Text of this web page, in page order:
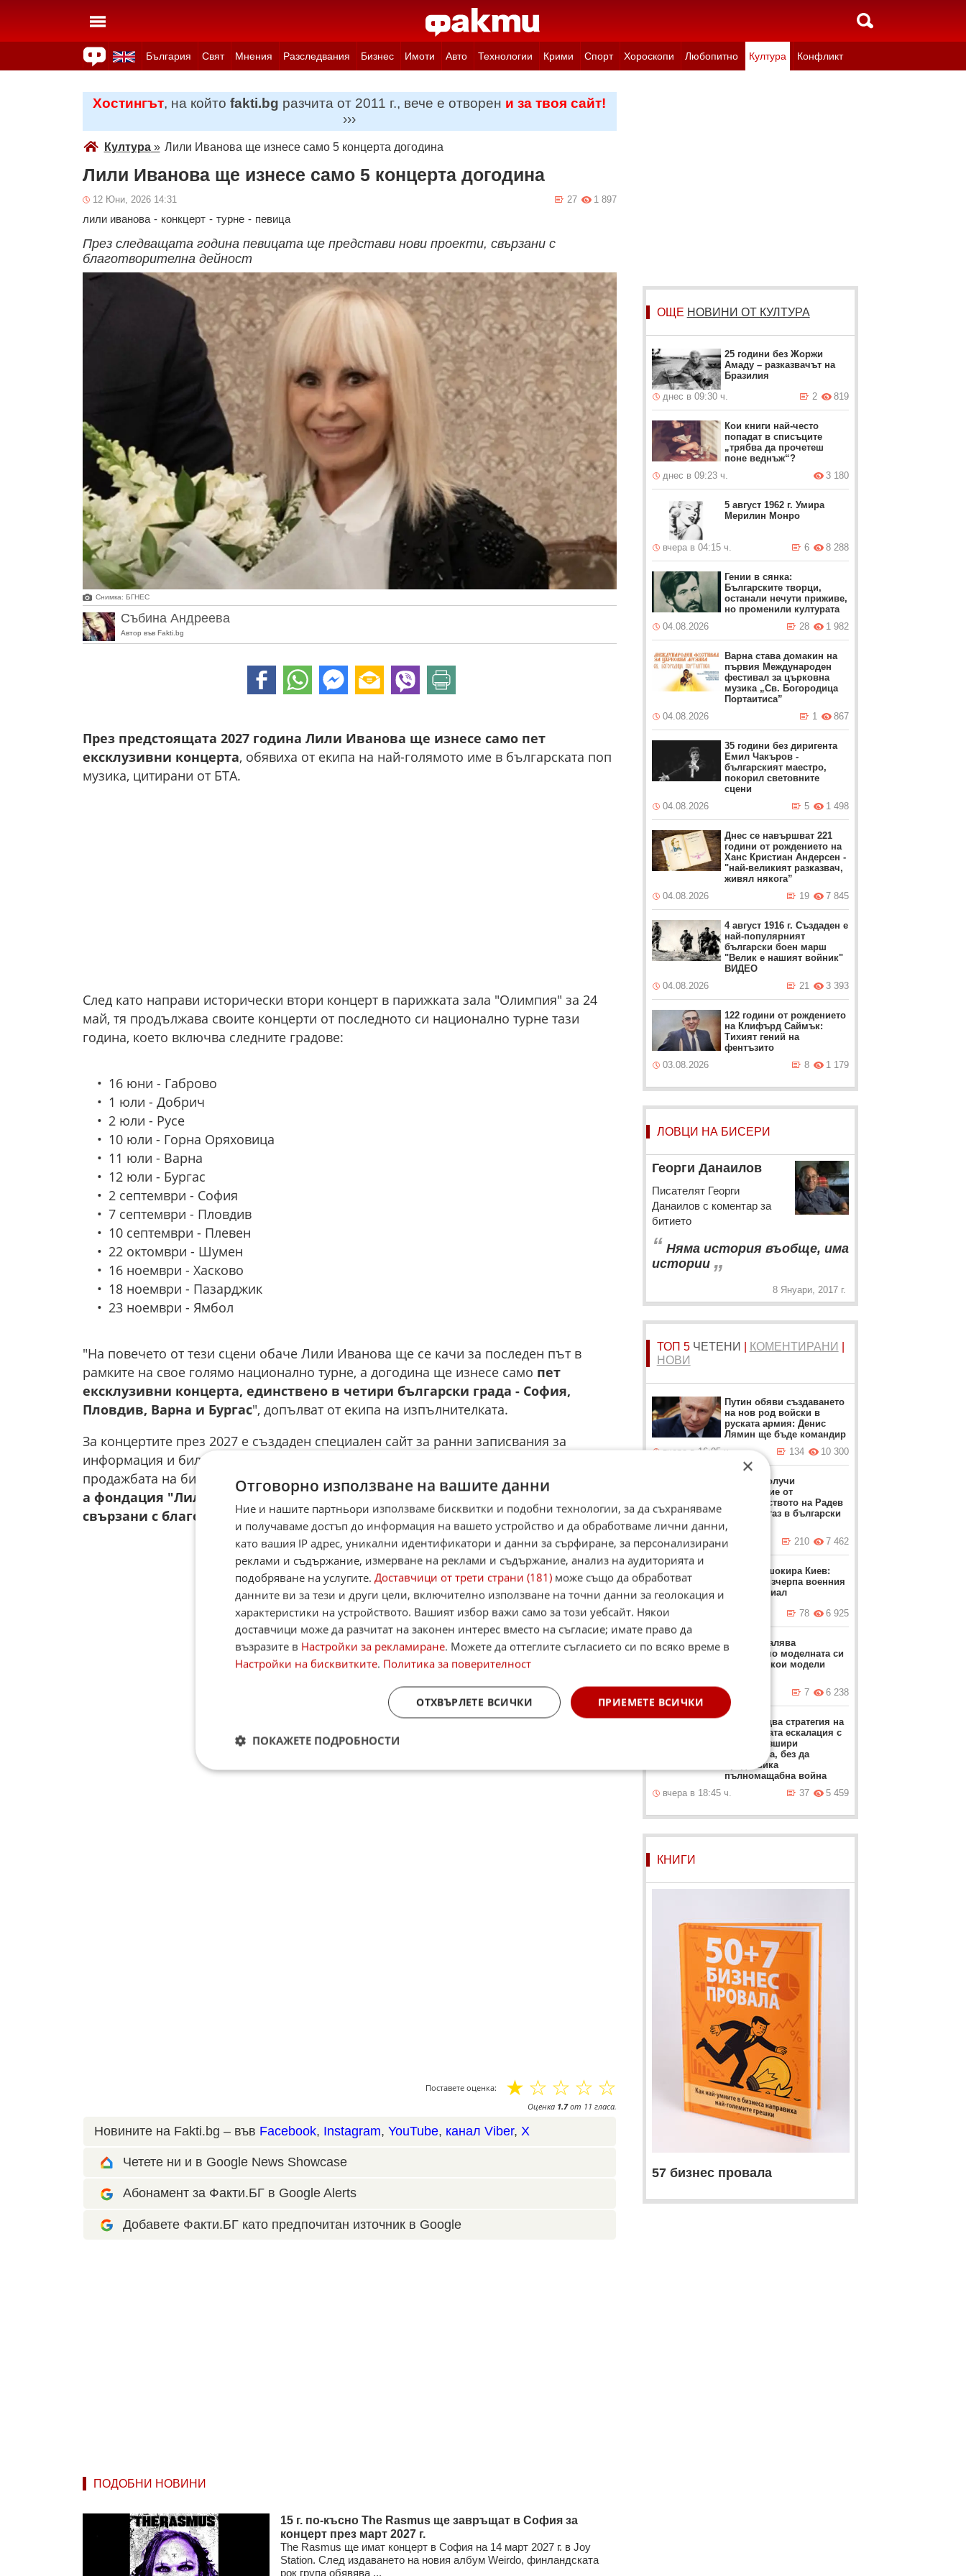
България Свят Мнения Разследвания Бизнес Имоти Авто Технологии Крими Спорт Хороскопи Любопитно Култура Конфликт
Хостингът, на койтоfakti.bg разчита от 2011 г., вече е отворен и за твоя сайт!
›››
Култура» Лили Иванова ще изнесе само 5 концерта догодина
Лили Иванова ще изнесе само 5 концерта догодина
12 Юни, 2026 14:31 1 897
27
лили иванова - конкцерт - турне - певица
През следващата година певицата ще представи нови проекти, свързани с
благотворителна дейност
Снимка: БГНЕС
Събина Андреева
Автор във Fakti.bg
През предстоящата 2027 година Лили Иванова ще изнесе само пет
ексклузивни концерта, обявиха от екипа на най-голямото име в българската поп
музика, цитирани от БТА.
След като направи исторически втори концерт в парижката зала "Олимпия" за 24
май, тя продължава своите концерти от последното си национално турне тази
година, което включва следните градове:
16 юни - Габрово
1 юли - Добрич
2 юли - Русе
10 юли - Горна Оряховица
11 юли - Варна
12 юли - Бургас
2 септември - София
7 септември - Пловдив
10 септември - Плевен
22 октомври - Шумен
16 ноември - Хасково
18 ноември - Пазарджик
23 ноември - Ямбол
"На повечето от тези сцени обаче Лили Иванова ще се качи за последен път в
рамките на свое голямо национално турне, а догодина ще изнесе само пет
ексклузивни концерта, единствено в четири български града - София,
Пловдив, Варна и Бургас", допълват от екипа на изпълнителката.
За концертите през 2027 е създаден специален сайт за ранни записвания за
информация и билети, като регистриралите се в него ще получат достъп до
продажбата на билети 24 часа преди останалите почитатели в страната.През 2027-
а фондация "Лили Иванова" ще представи нови проекти и събития,
свързани с благотворителната ѝ дейност.
Поставете оценка: ☆
☆
☆
☆
☆
Оценка 1.7от 11 гласа.
Новините на Fakti.bg – във Facebook, Instagram, YouTube, канал Viber, X
Четете ни и в Google News Showcase
Абонамент за Факти.БГ в Google Alerts
Добавете Факти.БГ като предпочитан източник в Google
ПОДОБНИ НОВИНИ
15 г. по-късно The Rasmus ще завръщат в София за
концерт през март 2027 г.
The Rasmus ще имат концерт в София на 14 март 2027 г. в Joy
Station. След издаването на новия албум Weirdo, финландската
рок група обявява ...
ОЩЕ НОВИНИ ОТ КУЛТУРА
25 години без Жоржи
Амаду – разказвачът на
Бразилия
днес в 09:30 ч.
819
2
Кои книги най-често
попадат в списъците
„трябва да прочетеш
поне веднъж“?
днес в 09:23 ч.
3 180
5 август 1962 г. Умира
Мерилин Монро
вчера в 04:15 ч. 8 288
6
Гении в сянка:
Българските творци,
останали нечути приживе,
но променили културата
04.08.2026
1 982
28
Варна става домакин на
първия Международен
фестивал за църковна
музика „Св. Богородица
Портаитиса”
04.08.2026
867
1
35 години без диригента
Емил Чакъров -
българският маестро,
покорил световните
сцени
04.08.2026
1 498
5
Днес се навършват 221
години от рождението на
Ханс Кристиан Андерсен -
"най-великият разказвач,
живял някога”
04.08.2026
7 845
19
4 август 1916 г. Създаден е
най-популярният
български боен марш
"Велик е нашият войник"
ВИДЕО
04.08.2026
3 393
21
122 години от рождението
на Клифърд Саймък:
Тихият гений на
фентъзито
03.08.2026
1 179
8
ЛОВЦИ НА БИСЕРИ
Георги Данаилов
Писателят Георги
Данаилов с коментар за
битието
“ Няма история въобще, има
истории „
8 Януари, 2017 г.
ТОП 5 ЧЕТЕНИ КОМЕНТИРАНИ
НОВИ
Путин обяви създаването
на нов род войски в
руската армия: Денис
Лямин ще бъде командир
вчера в 16:05 ч.
10 300
134
Турция получи
разрешение от
правителството на Радев
да търси газ в български
вчера в 15:07 ч.
7 462
210
Залужни шокира Киев:
Украйна изчерпа военния
си потенциал
днес в 05:49 ч.
6 925
78
BMW намалява
значително моделната си
гама. Ето кои модели
вчера в 20:20 ч.
6 238
7
Иран следва стратегия на
пресметната ескалация с
цел да разшири
конфликта, без да
предизвика
пълномащабна война
вчера в 18:45 ч.
5 459
37
КНИГИ
57 бизнес провала
×
Отговорно използване на вашите данни
Ние и нашите партньори използваме бисквитки и подобни технологии, за да съхраняваме
и получаваме достъп до информация на вашето устройство и да обработваме лични данни,
като вашия IP адрес, уникални идентификатори и данни за сърфиране, за персонализирани
реклами и съдържание, измерване на реклами и съдържание, анализ на аудиторията и
подобряване на услугите. Доставчици от трети страни (181) може също да обработват
данните ви за тези и други цели, включително използване на точни данни за геолокация и
характеристики на устройството. Вашият избор важи само за този уебсайт. Някои
доставчици може да разчитат на законен интерес вместо на съгласие; имате право да
възразите в Настройки за рекламиране. Можете да оттеглите съгласието си по всяко време в
Настройки на бисквитките. Политика за поверителност
ПРИЕМЕТЕ ВСИЧКИ
ОТХВЪРЛЕТЕ ВСИЧКИ
ПОКАЖЕТЕ ПОДРОБНОСТИ